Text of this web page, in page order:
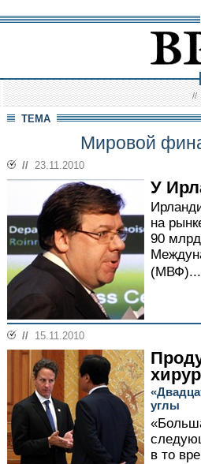
//
ТЕМА
Мировой
// 23.11.2010
У
на
90
(МВФ)...
// 15.11.2010
углы
в то